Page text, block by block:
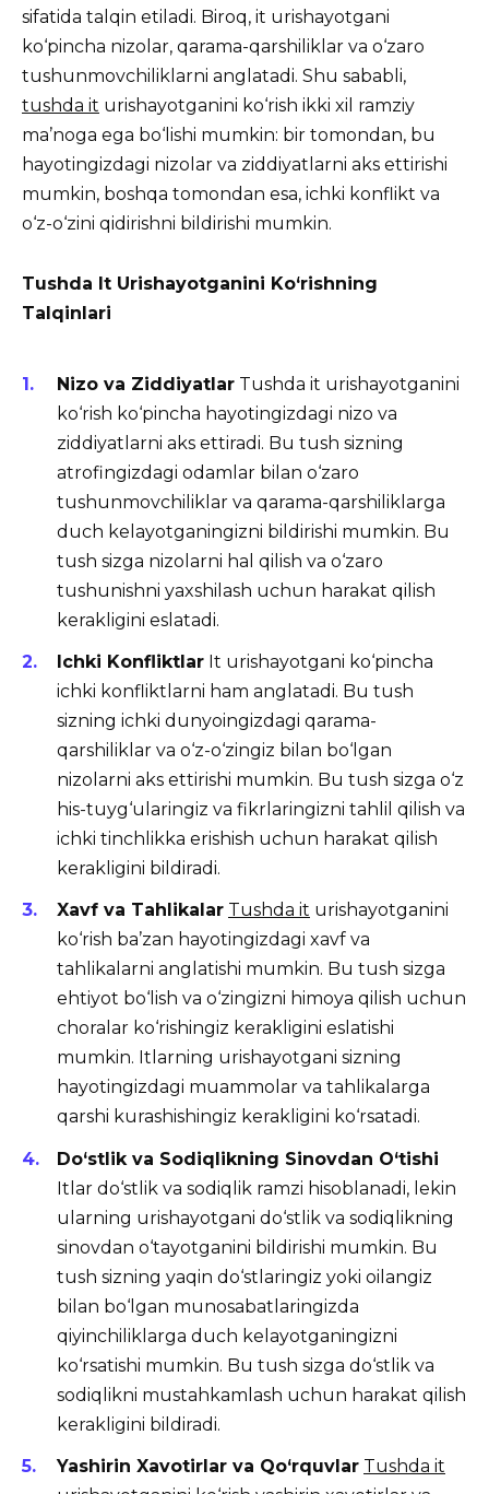
sifatida talqin etiladi. Biroq, it urishayotgani
ko‘pincha nizolar, qarama-qarshiliklar va o‘zaro
tushunmovchiliklarni anglatadi. Shu sababli,
tushda it urishayotganini ko‘rish ikki xil ramziy
ma’noga ega bo‘lishi mumkin: bir tomondan, bu
hayotingizdagi nizolar va ziddiyatlarni aks ettirishi
mumkin, boshqa tomondan esa, ichki konflikt va
o‘z-o‘zini qidirishni bildirishi mumkin.
Tushda It Urishayotganini Ko‘rishning
Talqinlari
Nizo va Ziddiyatlar Tushda it urishayotganini
ko‘rish ko‘pincha hayotingizdagi nizo va
ziddiyatlarni aks ettiradi. Bu tush sizning
atrofingizdagi odamlar bilan o‘zaro
tushunmovchiliklar va qarama-qarshiliklarga
duch kelayotganingizni bildirishi mumkin. Bu
tush sizga nizolarni hal qilish va o‘zaro
tushunishni yaxshilash uchun harakat qilish
kerakligini eslatadi.
Ichki Konfliktlar It urishayotgani ko‘pincha
ichki konfliktlarni ham anglatadi. Bu tush
sizning ichki dunyoingizdagi qarama-
qarshiliklar va o‘z-o‘zingiz bilan bo‘lgan
nizolarni aks ettirishi mumkin. Bu tush sizga o‘z
his-tuyg‘ularingiz va fikrlaringizni tahlil qilish va
ichki tinchlikka erishish uchun harakat qilish
kerakligini bildiradi.
Xavf va Tahlikalar Tushda it urishayotganini
ko‘rish ba’zan hayotingizdagi xavf va
tahlikalarni anglatishi mumkin. Bu tush sizga
ehtiyot bo‘lish va o‘zingizni himoya qilish uchun
choralar ko‘rishingiz kerakligini eslatishi
mumkin. Itlarning urishayotgani sizning
hayotingizdagi muammolar va tahlikalarga
qarshi kurashishingiz kerakligini ko‘rsatadi.
Do‘stlik va Sodiqlikning Sinovdan O‘tishi
Itlar do‘stlik va sodiqlik ramzi hisoblanadi, lekin
ularning urishayotgani do‘stlik va sodiqlikning
sinovdan o‘tayotganini bildirishi mumkin. Bu
tush sizning yaqin do‘stlaringiz yoki oilangiz
bilan bo‘lgan munosabatlaringizda
qiyinchiliklarga duch kelayotganingizni
ko‘rsatishi mumkin. Bu tush sizga do‘stlik va
sodiqlikni mustahkamlash uchun harakat qilish
kerakligini bildiradi.
Yashirin Xavotirlar va Qo‘rquvlar Tushda it